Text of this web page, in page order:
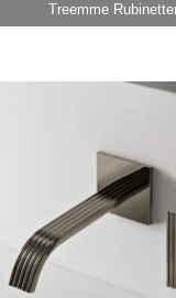
Treemme